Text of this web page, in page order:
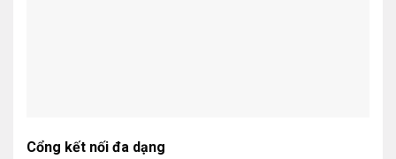
Cổng kết nối đa dạng